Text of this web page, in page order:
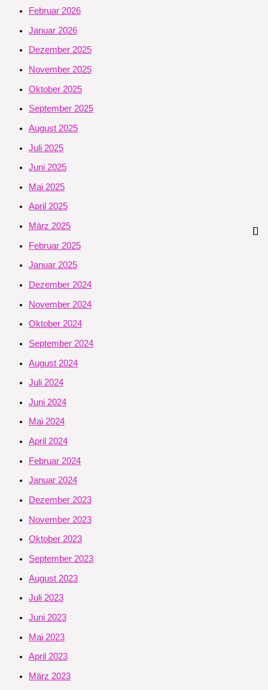
Februar 2026
Januar 2026
Dezember 2025
November 2025
Oktober 2025
September 2025
August 2025
Juli 2025
Juni 2025
Mai 2025
April 2025
März 2025
Februar 2025
Januar 2025
Dezember 2024
November 2024
Oktober 2024
September 2024
August 2024
Juli 2024
Juni 2024
Mai 2024
April 2024
Februar 2024
Januar 2024
Dezember 2023
November 2023
Oktober 2023
September 2023
August 2023
Juli 2023
Juni 2023
Mai 2023
April 2023
März 2023